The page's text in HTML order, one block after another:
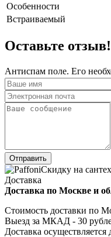
Особенности
Встраиваемый
Оставьте отзыв!
Антиспам поле. Его
Скидку на
Доставка
Доставка по Москве и
Стоимость доставки по
Выезд за МКАД - 30
Доставка